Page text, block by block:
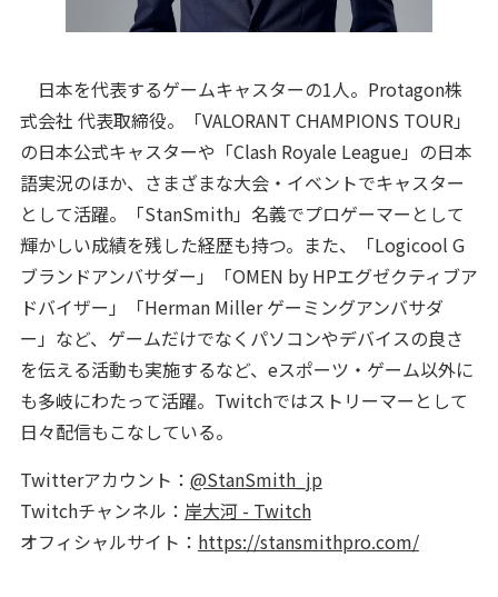
日本を代表するゲームキャスターの1人。Protagon株
式会社 代表取締役。「VALORANT CHAMPIONS TOUR」
の日本公式キャスターや「Clash Royale League」の日本
語実況のほか、さまざまな大会・イベントでキャスター
として活躍。「StanSmith」名義でプロゲーマーとして
輝かしい成績を残した経歴も持つ。また、「Logicool G
ブランドアンバサダー」「OMEN by HPエグゼクティブア
ドバイザー」「Herman Miller ゲーミングアンバサダ
ー」など、ゲームだけでなくパソコンやデバイスの良さ
を伝える活動も実施するなど、eスポーツ・ゲーム以外に
も多岐にわたって活躍。Twitchではストリーマーとして
日々配信もこなしている。
Twitterアカウント： @StanSmith_jp
Twitchチャンネル： 岸大河 - Twitch
オフィシャルサイト： https://stansmithpro.com/